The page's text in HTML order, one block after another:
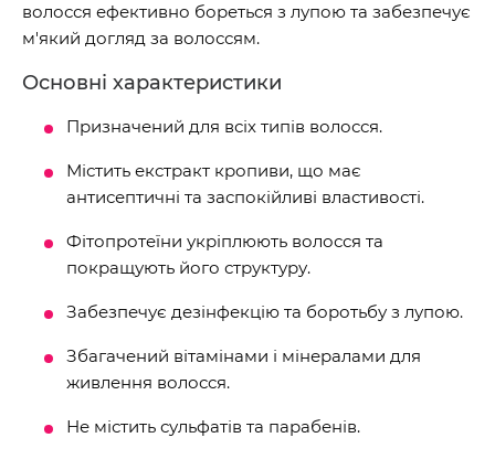
волосся ефективно бореться з лупою та забезпечує
м'який догляд за волоссям.
Основні характеристики
Призначений для всіх типів волосся.
Містить екстракт кропиви, що має
антисептичні та заспокійливі властивості.
Фітопротеїни укріплюють волосся та
покращують його структуру.
Забезпечує дезінфекцію та боротьбу з лупою.
Збагачений вітамінами і мінералами для
живлення волосся.
Не містить сульфатів та парабенів.